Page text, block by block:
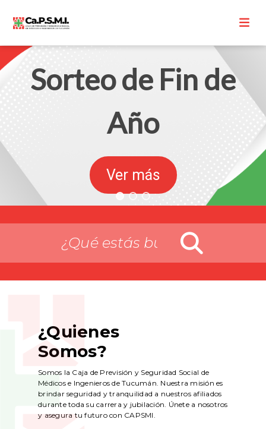
Ver más
Visita al Museo Sanmartiniano de La
Ramada de Abajo
¿Quienes
Somos?
Somos la Caja de Previsión y Seguridad Social de
Médicos e Ingenieros de Tucumán. Nuestra misión es
brindar seguridad y tranquilidad a nuestros afiliados
durante toda su carrera y jubilación. Únete a nosotros
y asegura tu futuro con CAPSMI.